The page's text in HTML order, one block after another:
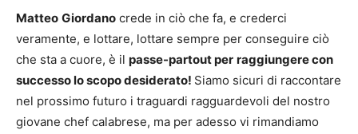
Matteo Giordano crede in ciò che fa, e crederci
veramente, e lottare, lottare sempre per conseguire ciò
che sta a cuore, è il passe-partout per raggiungere con
successo lo scopo desiderato! Siamo sicuri di raccontare
nel prossimo futuro i traguardi ragguardevoli del nostro
giovane chef calabrese, ma per adesso vi rimandiamo